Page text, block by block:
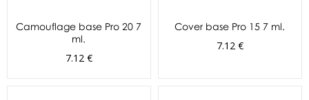
Camouflage base Pro 20 7
ml.
7.12 €
Cover base Pro 15 7 ml.
7.12 €